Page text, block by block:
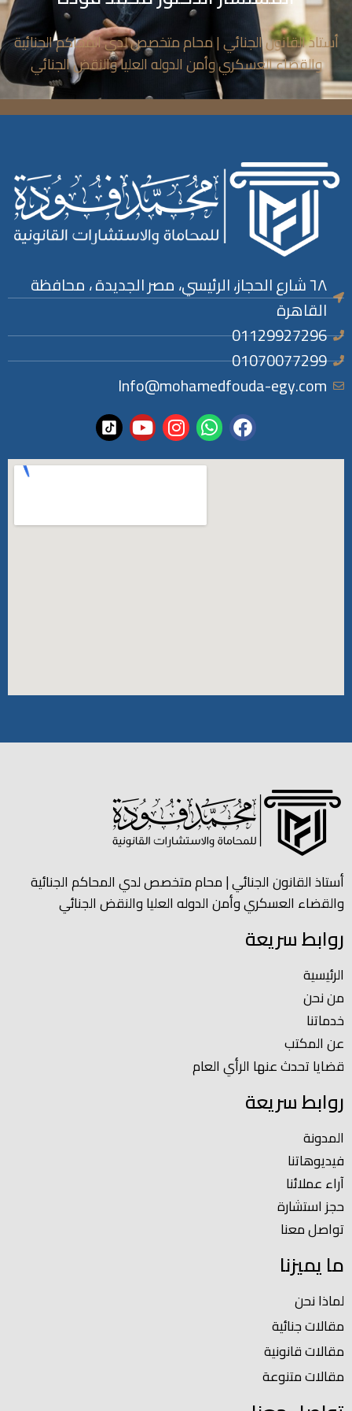
أستاذ القانون الجنائي | محام متخصص لدي المحاكم الجنائية
والقضاء العسكري وأمن الدوله العليا والنقض الجنائي
٦٨ شارع الحجاز، الرئيسي، مصر الجديدة ، محافظة
القاهرة
01129927296
01070077299
Info@mohamedfouda-egy.com
أستاذ القانون الجنائي | محام متخصص لدي المحاكم الجنائية
والقضاء العسكري وأمن الدوله العليا والنقض الجنائي
روابط سريعة
الرئيسية
من نحن
خدماتنا
عن المكتب
قضايا تحدث عنها الرأي العام
روابط سريعة
المدونة
فيديوهاتنا
آراء عملائنا
حجز استشارة
تواصل معنا
ما يميزنا
لماذا نحن
مقالات جنائية
مقالات قانونية
مقالات متنوعة